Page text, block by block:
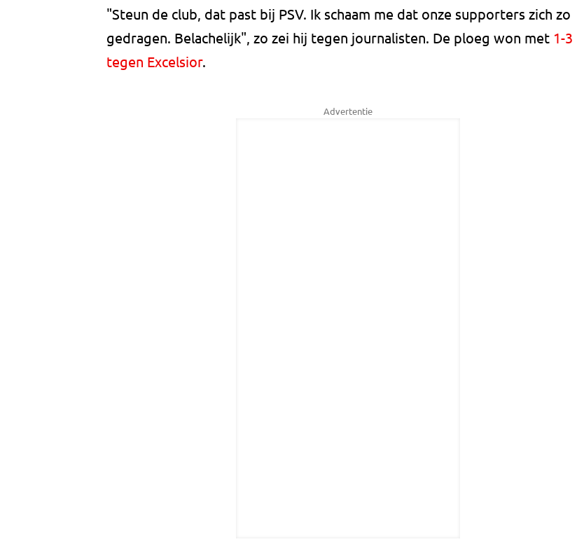
"Steun de club, dat past bij PSV. Ik schaam me dat onze supporters zich zo
gedragen. Belachelijk", zo zei hij tegen journalisten. De ploeg won met 1-3
tegen Excelsior.
Advertentie